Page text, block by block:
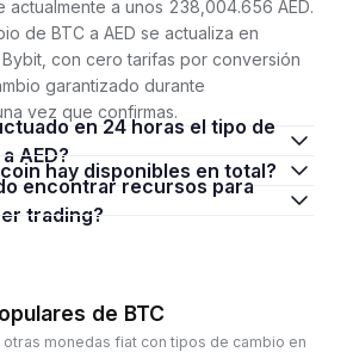
actualmente a unos 238,004.656 AED.
de BTC a AED se actualiza en
con cero tarifas por conversión
garantizado durante
vez que confirmas.
AED?
hay disponibles en total?
trading?
de BTC
otras monedas fiat con tipos de cambio en